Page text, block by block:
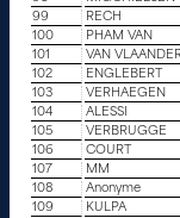
99
RECH
100
PHAM VAN
101
VAN
102
ENGLEBERT
103
VERHAEGEN
104
ALESSI
105
VERBRUGGE
106
COURT
107
MM
108
Anonyme
109
KULPA